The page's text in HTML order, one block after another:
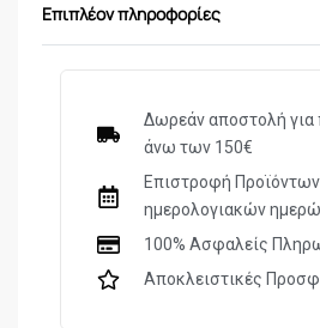
Επιπλέον πληροφορίες
Δωρεάν αποστολή για
άνω των 150€
Επιστροφή
ημερολογιακών
100% Ασφαλείς
Αποκλειστικές